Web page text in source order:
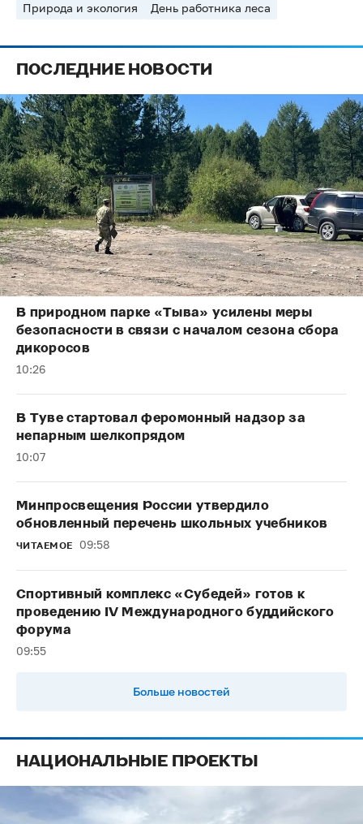
Природа и экология День работника леса
ПОСЛЕДНИЕ НОВОСТИ
В природном парке «Тыва» усилены меры
безопасности в связи с началом сезона сбора
дикоросов
10:26
В Туве стартовал феромонный надзор за
непарным шелкопрядом
10:07
Минпросвещения России утвердило
обновленный перечень школьных учебников
ЧИТАЕМОЕ 09:58
Спортивный комплекс «Субедей» готов к
проведению IV Международного буддийского
форума
09:55
Больше новостей
НАЦИОНАЛЬНЫЕ ПРОЕКТЫ